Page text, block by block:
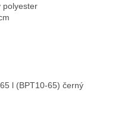
polyester